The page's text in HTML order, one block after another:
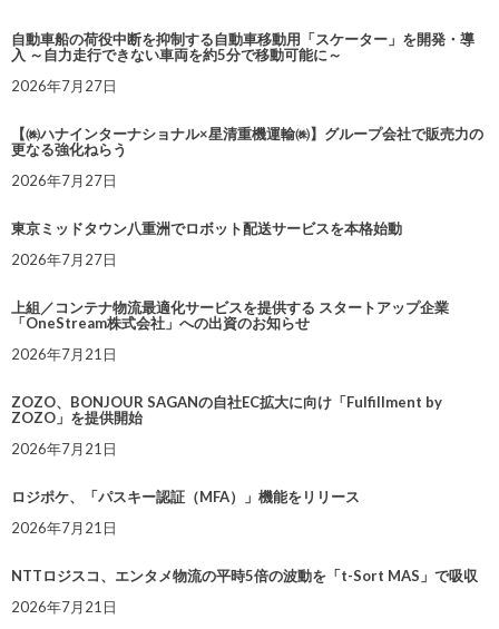
自動車船の荷役中断を抑制する自動車移動用「スケーター」を開発・導
入 ～自力走行できない車両を約5分で移動可能に～
2026年7月27日
【㈱ハナインターナショナル×星清重機運輸㈱】グループ会社で販売力の
更なる強化ねらう
2026年7月27日
東京ミッドタウン八重洲でロボット配送サービスを本格始動
2026年7月27日
上組／コンテナ物流最適化サービスを提供する スタートアップ企業
「OneStream株式会社」への出資のお知らせ
2026年7月21日
ZOZO、BONJOUR SAGANの自社EC拡大に向け「Fulfillment by
ZOZO」を提供開始
2026年7月21日
ロジポケ、「パスキー認証（MFA）」機能をリリース
2026年7月21日
NTTロジスコ、エンタメ物流の平時5倍の波動を「t-Sort MAS」で吸収
2026年7月21日